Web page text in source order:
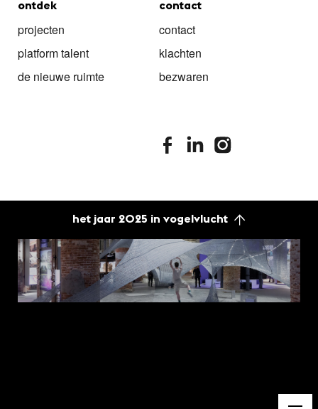
ontdek
projecten
platform talent
de nieuwe ruimte
contact
contact
klachten
bezwaren
stimuleringsfonds facebook
stimuleringsfonds linkedin
stimuleringsfonds
het jaar 2025 in vogelvlucht